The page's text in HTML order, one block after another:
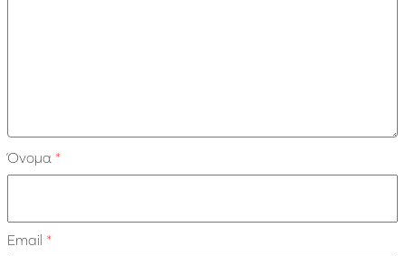
Όνομα *
Email *